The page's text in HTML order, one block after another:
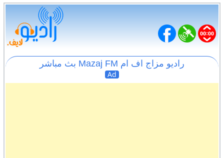
راديو مزاج اف ام Mazaj FM بث مباشر
Ad